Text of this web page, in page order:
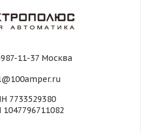
11-37 Москва
7733529380